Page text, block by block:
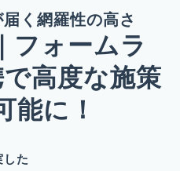
く網羅性の高さ
フォームラ
高度な施策
能に！
した